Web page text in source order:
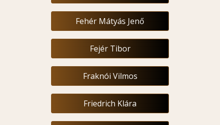
Fehér Mátyás Jenő
Fejér Tibor
Fraknói Vilmos
Friedrich Klára